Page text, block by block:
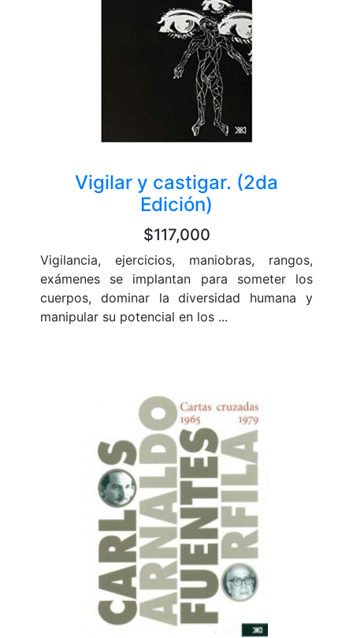
Vigilar y castigar. (2da
Edición)
$117,000
Vigilancia, ejercicios, maniobras, rangos,
exámenes se implantan para someter los
cuerpos, dominar la diversidad humana y
manipular su potencial en los ...